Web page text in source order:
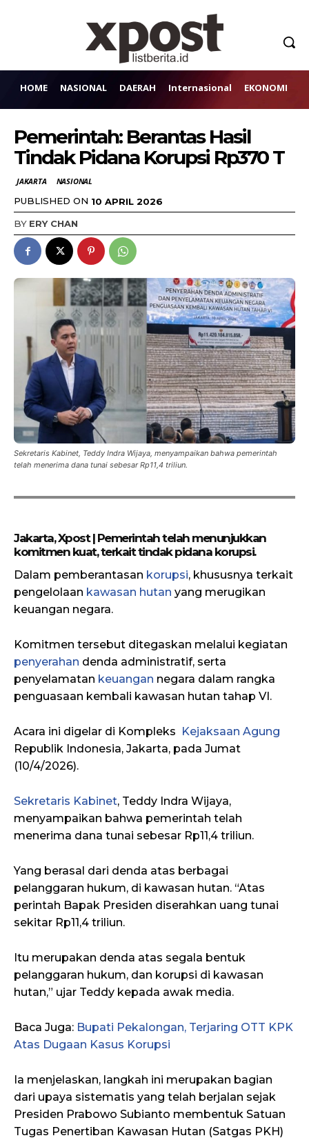
HOME NASIONAL DAERAH Internasional EKONOMI
Pemerintah: Berantas Hasil
Tindak Pidana Korupsi Rp370 T
JAKARTA NASIONAL
PUBLISHED ON 10 APRIL 2026
BY ERY CHAN
Sekretaris Kabinet, Teddy Indra Wijaya, menyampaikan bahwa pemerintah
telah menerima dana tunai sebesar Rp11,4 triliun.
Jakarta, Xpost | Pemerintah telah menunjukkan
komitmen kuat, terkait tindak pidana korupsi.
Dalam pemberantasan korupsi, khususnya terkait
pengelolaan kawasan hutan yang merugikan
keuangan negara.
Komitmen tersebut ditegaskan melalui kegiatan
penyerahan denda administratif, serta
penyelamatan keuangan negara dalam rangka
penguasaan kembali kawasan hutan tahap VI.
Acara ini digelar di Kompleks Kejaksaan Agung
Republik Indonesia, Jakarta, pada Jumat
(10/4/2026).
Sekretaris Kabinet, Teddy Indra Wijaya,
menyampaikan bahwa pemerintah telah
menerima dana tunai sebesar Rp11,4 triliun.
Yang berasal dari denda atas berbagai
pelanggaran hukum, di kawasan hutan. “Atas
perintah Bapak Presiden diserahkan uang tunai
sekitar Rp11,4 triliun.
Itu merupakan denda atas segala bentuk
pelanggaran hukum, dan korupsi di kawasan
hutan,” ujar Teddy kepada awak media.
Baca Juga: Bupati Pekalongan, Terjaring OTT KPK
Atas Dugaan Kasus Korupsi
Ia menjelaskan, langkah ini merupakan bagian
dari upaya sistematis yang telah berjalan sejak
Presiden Prabowo Subianto membentuk Satuan
Tugas Penertiban Kawasan Hutan (Satgas PKH)